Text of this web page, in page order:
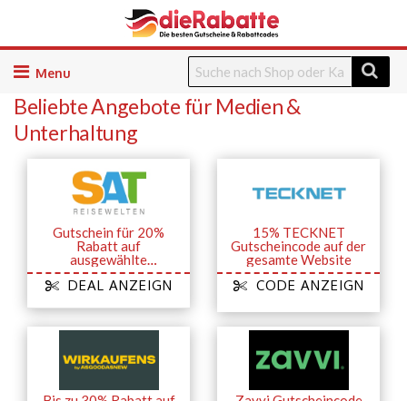
Skip
content
Beliebte Angebote für Medien &
Unterhaltung
Gutschein für 20%
Rabatt auf
ausgewählte
Buchungen
DEAL ANZEIGN
15% TECKNET
Gutscheincode auf der
gesamte Website
CODE ANZEIGN